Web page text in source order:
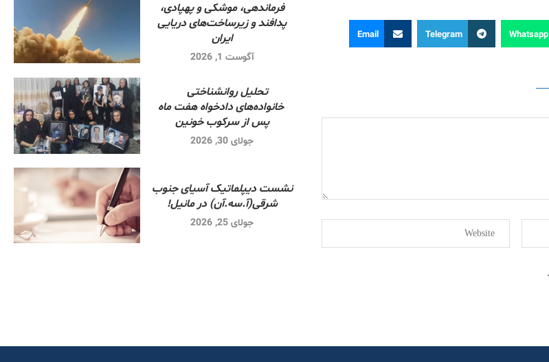
Whatsapp
Telegram
Email
فرماندهی، موشکی و پهپادی،
پدافند و زیرساخت‌های دریایی
ایران
آگوست 1, 2026
تحلیل روانشناختی
خانواده‌های دادخواه هفت ماه
پس از سرکوب خونین
جولای 30, 2026
نشست دیپلماتیک آسیای جنوب
شرقی‌(آ.سه.آن) در مانیل!
جولای 25, 2026